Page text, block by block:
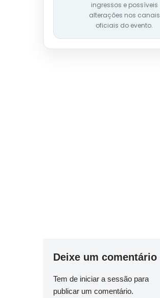
ingressos e possíveis
alterações nos canais
oficiais do evento.
Deixe um comentário
Tem de iniciar a sessão para
publicar um comentário.